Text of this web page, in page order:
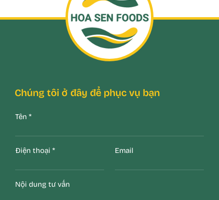
Chúng tôi ở đây để phục vụ bạn
Tên *
Điện thoại * Email
Nội dung tư vấn